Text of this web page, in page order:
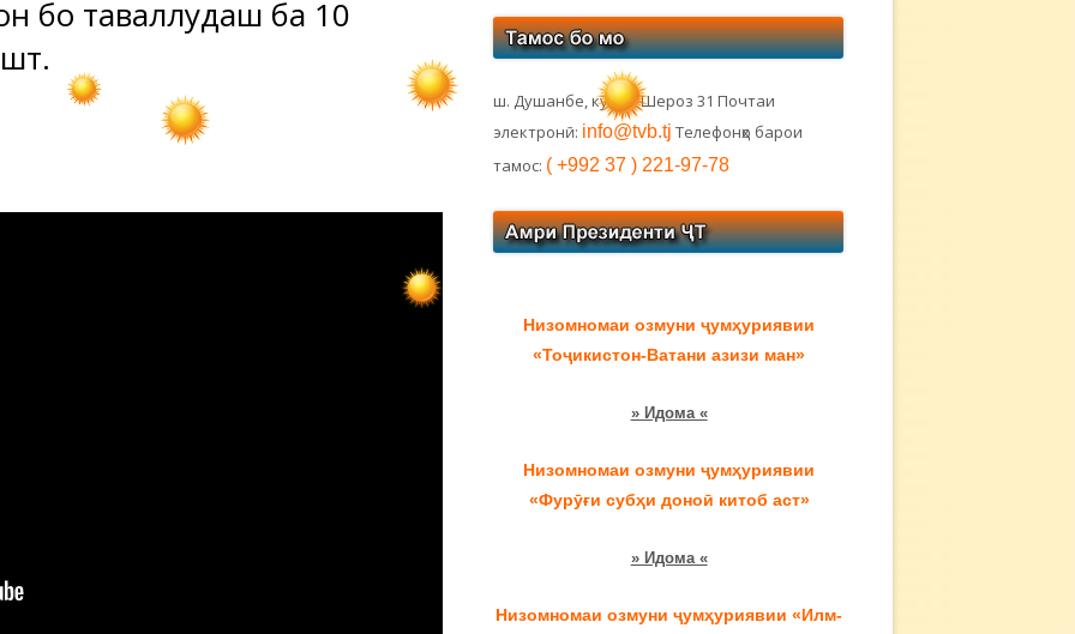
бо таваллудаш ба 10
боковая
колонка
ш. Душанбе, кӯчаи Шероз 31 Почтаи
электронӣ: info@tvb.tj Телефонҳо барои
тамос: ( +992 37 ) 221-97-78
Низомномаи озмуни ҷумҳуриявии
«Тоҷикистон-Ватани азизи ман»
» Идома «
Низомномаи озмуни ҷумҳуриявии
«Фурӯғи субҳи доноӣ китоб аст»
» Идома «
Низомномаи озмуни ҷумҳуриявии «Илм-